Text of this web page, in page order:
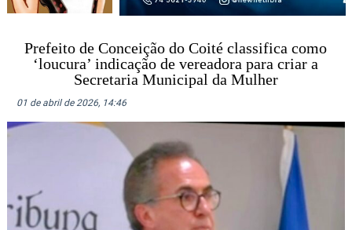
Prefeito de Conceição do Coité classifica como
‘loucura’ indicação de vereadora para criar a
Secretaria Municipal da Mulher
01 de abril de 2026, 14:46